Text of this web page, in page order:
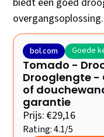
overgangsoplossing.
bol.com Goede
Tomado -
Drooglengte -
of
garantie
Prijs: €29,16
Rating: 4.1/5